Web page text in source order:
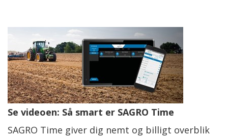
Se videoen: Så smart er SAGRO Time
SAGRO Time giver dig nemt og billigt overblik